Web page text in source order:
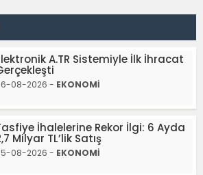
A.TR Sistemiyle İlk İhracat
08-2026 - EKONOMİ
İhalelerine Rekor İlgi: 6 Ayda
Milyar TL’lik Satış
08-2026 - EKONOMİ